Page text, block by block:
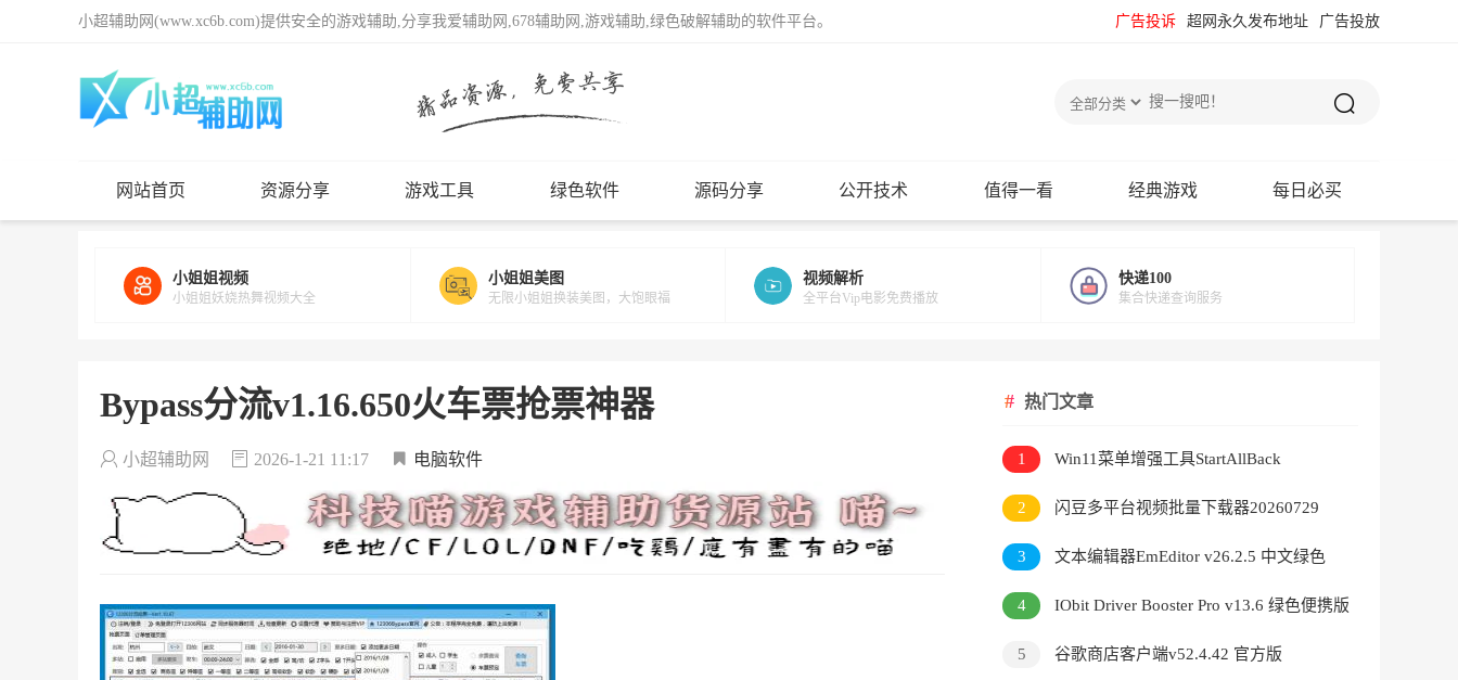
小超辅助网(www.xc6b.com)提供安全的游戏辅助,分享我爱辅助网,678辅助网,游戏辅助,绿色破解辅助的软件平台。 广告投放
超网永久发布地址
广告投诉
网站首页 资源分享 游戏工具 绿色软件 源码分享 公开技术 值得一看 经典游戏 每日必买
小姐姐视频
小姐姐妖娆热舞视频大全
小姐姐美图
无限小姐姐换装美图，大饱眼福
视频解析
全平台Vip电影免费播放
快递100
集合快递查询服务
Bypass分流v1.16.650火车票抢票神器
小超辅助网 2026-1-21 11:17 电脑软件
热门文章
1
Win11菜单增强工具StartAllBack
v3.9.24.5378直装版
2
闪豆多平台视频批量下载器20260729
3
文本编辑器EmEditor v26.2.5 中文绿色
版
4
IObit Driver Booster Pro v13.6 绿色便携版
5 谷歌商店客户端v52.4.42 官方版